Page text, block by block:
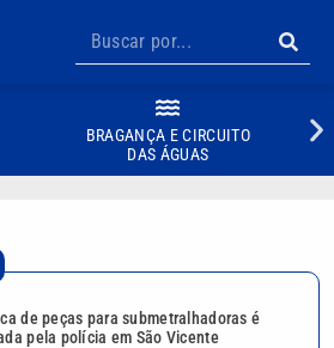
BRAGANÇA E CIRCUITO
DAS ÁGUAS
de peças para submetralhadoras é
pela polícia em São Vicente